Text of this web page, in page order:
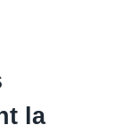
la